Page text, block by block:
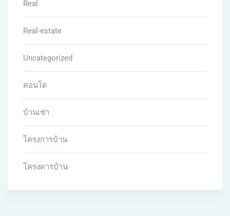
Real
Real-estate
Uncategorized
คอนโด
บ้านเช่า
โครงการบ้าน
โครงดารบ้าน